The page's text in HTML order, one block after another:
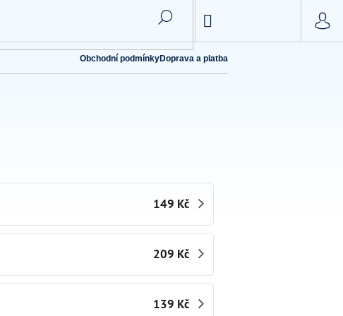
NÁKUPNÍ
KOŠÍK
Obchodní podmínkyDoprava a platba
149 Kč
209 Kč
139 Kč